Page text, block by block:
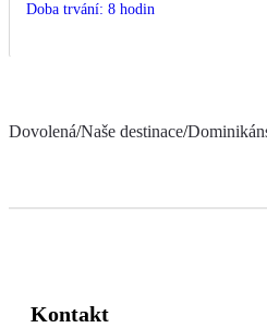
Doba trvání: 8 hodin
Dovolená/Naše destinace/
Kontakt